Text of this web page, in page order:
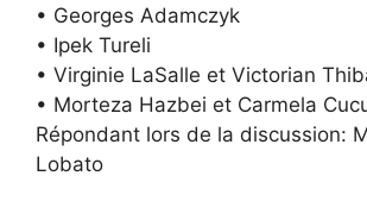
• Georges Adamczyk
• Ipek Tureli
• Virginie LaSalle et Victorian
• Morteza Hazbei et Carmela
Répondant lors de la discussion:
Lobato